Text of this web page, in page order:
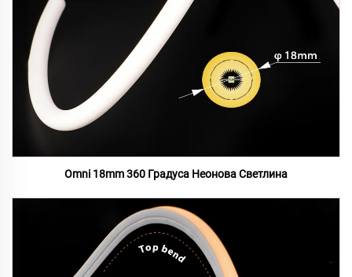
Omni 18mm 360 Градуса Неонова Светлина